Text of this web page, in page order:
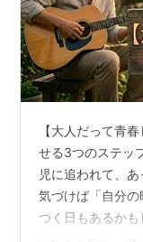
【大人だって青
せる3つのステッ
児に追われて、
気づけば「自分
つく日もあるか